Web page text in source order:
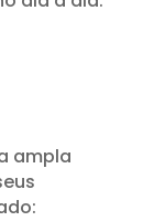
ampla